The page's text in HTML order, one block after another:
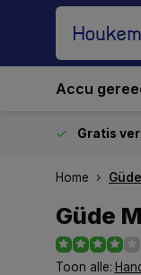
Accu
Gratis
Home
Güde
Toon alle: